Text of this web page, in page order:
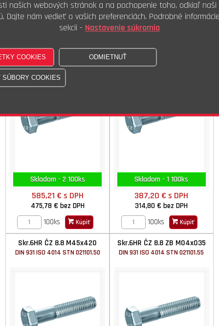
82,18 €bez DPH
Kúpiť
269,34 €bez DPH
100ks
DIN 931 ISO 4014 STN 021101.50
Skladom - 2 100ks
585,21 € s DPH
475,78 € bez DPH
100ks
Kúpiť
DIN 931 ISO 4014 CSN 021101.50
Skladom - 1 100ks
387,20 €s DPH
314,80 €bez DPH
100ks
Kúpiť
Skr.6HR ČZ 8.8 M45x420
DIN 931 ISO 4014 STN 021101.50
Skr.6HR ČZ 8.8 ZB M04x035
DIN 931 ISO 4014 STN 021101.55
našich webových stránok a na pochopenie toho, odkiaľ naši
Dajte nám vedieť o vašich preferenciách. Podrobné
sekcii - Nastavenie súkromia